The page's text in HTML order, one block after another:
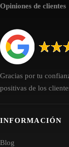
Opiniones de clientes
Gracias por tu
positivas de los
INFORMACIÓN
Blog